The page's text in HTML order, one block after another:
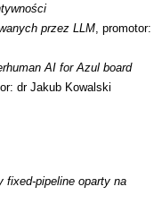
przez LLM , promotor:
AI for Azul board
dr Jakub Kowalski
fixed-pipeline oparty na